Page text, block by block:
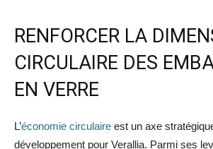
RENFORCER LA
CIRCULAIRE DES
EN VERRE
L’économie circulaire est un axe
développement pour Verallia. Parmi ses